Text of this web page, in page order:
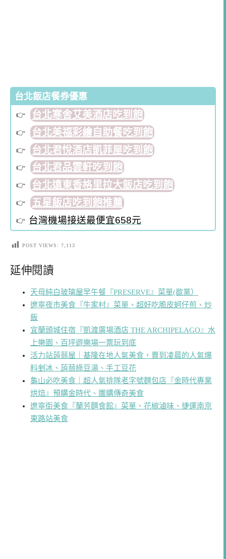
台北飯店餐券優惠
台北寒舍艾美酒店吃到飽
台北美福彩繪自助餐吃到飽
台北君悅酒店凱菲屋吃到飽
台北君品雲軒吃到飽
台北遠東香格里拉大飯店吃到飽
五星飯店吃到飽推薦
台灣機場接送最便宜658元
POST VIEWS: 7,113
延伸閱讀
天母純白玻璃屋早午餐『PRESERVE』菜單(歇業）
遼寧夜市美食『牛家村』菜單、超好吃脆皮蚵仔煎、炒
飯
宜蘭頭城住宿『凱渡廣場酒店 THE ARCHIPELAGO』水
上樂園、百坪遊樂場一票玩到底
活力站蒟蒻屋｜基隆在地人氣美食，賣到凌晨的人氣爆
料剉冰、蒟蒻綠豆湯、手工豆花
龜山必吃美食｜超人氣排隊老字號麵包店『金時代專業
烘焙』預購金時代、團購傳奇美食
遼寧街美食『蘭芳麵食館』菜單、花椒滷味、捷運南京
東路站美食